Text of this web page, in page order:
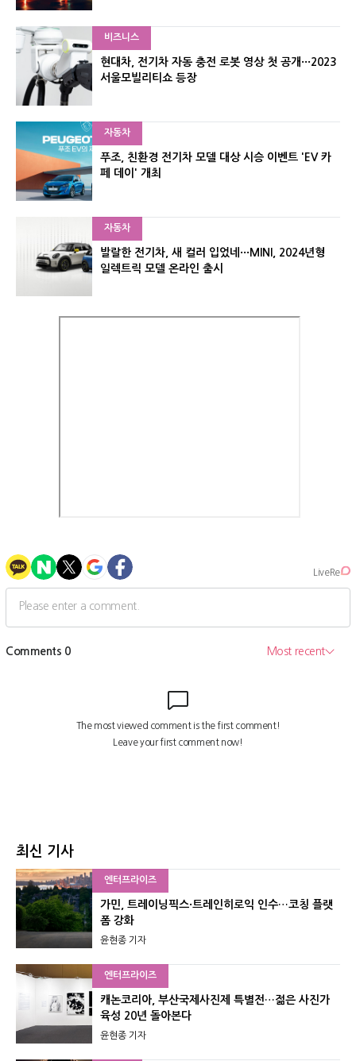
비즈니스
현대차, 전기차 자동 충전 로봇 영상 첫 공개···2023
서울모빌리티쇼 등장
자동차
푸조, 친환경 전기차 모델 대상 시승 이벤트 'EV 카
페 데이' 개최
자동차
발랄한 전기차, 새 컬러 입었네···MINI, 2024년형
일렉트릭 모델 온라인 출시
최신 기사
엔터프라이즈
가민, 트레이닝픽스·트레인히로익 인수…코칭 플랫
폼 강화
윤현종 기자
엔터프라이즈
캐논코리아, 부산국제사진제 특별전…젊은 사진가
육성 20년 돌아본다
윤현종 기자